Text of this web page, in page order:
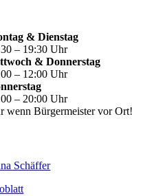
& Dienstag
– 19:30 Uhr
& Donnerstag
– 12:00 Uhr
– 20:00 Uhr
wenn Bürgermeister vor Ort!
Schäffer